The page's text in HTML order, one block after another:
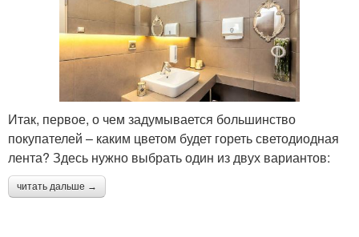
Итак, первое, о чем задумывается большинство
покупателей – каким цветом будет гореть светодиодная
лента? Здесь нужно выбрать один из двух вариантов:
читать дальше →